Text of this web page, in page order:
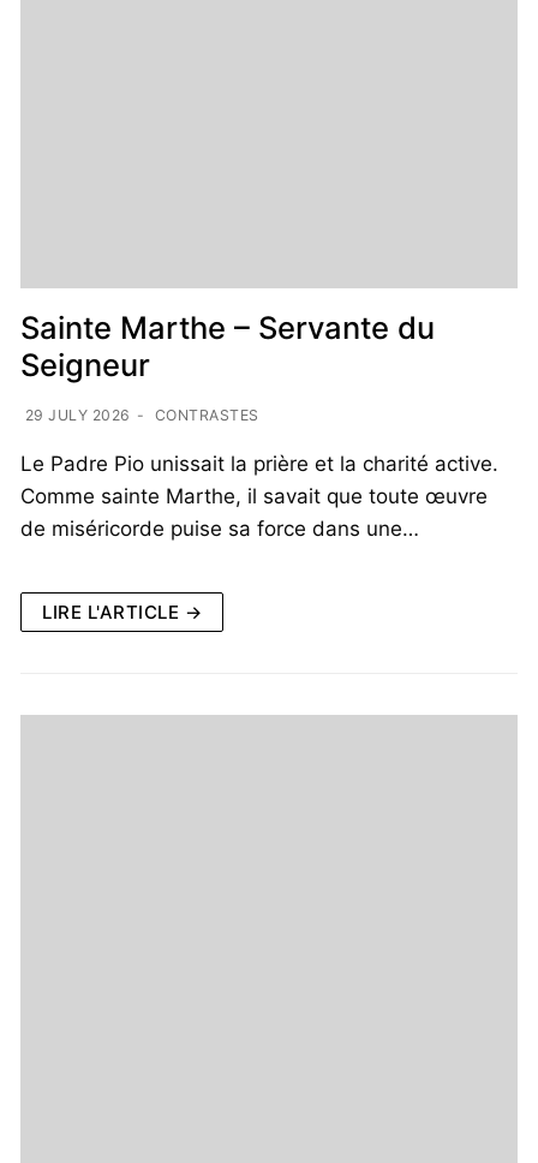
Sainte Marthe – Servante du
Seigneur
29 JULY 2026 - CONTRASTES
Le Padre Pio unissait la prière et la charité active.
Comme sainte Marthe, il savait que toute œuvre
de miséricorde puise sa force dans une…
LIRE L'ARTICLE →